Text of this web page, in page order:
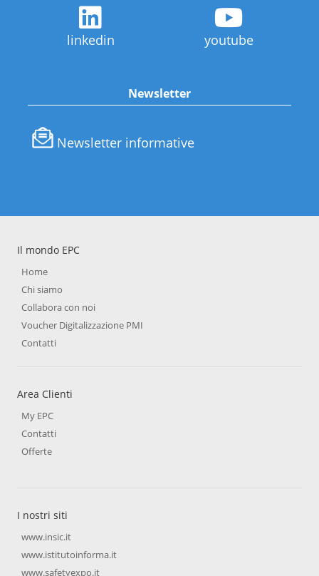
linkedin youtube
Newsletter
Newsletter informative
Il mondo EPC
Home
Chi siamo
Collabora con noi
Voucher Digitalizzazione PMI
Contatti
Area Clienti
My EPC
Contatti
Offerte
I nostri siti
www.insic.it
www.istitutoinforma.it
www.safetyexpo.it